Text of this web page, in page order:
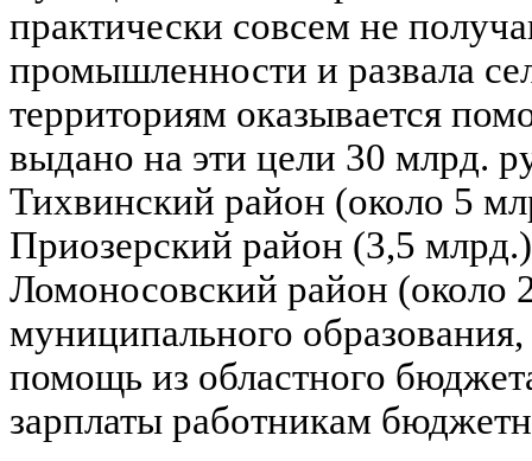
практически совсем не
промышленности и развала
территориям оказывается
выдано на эти цели 30 млрд.
Тихвинский район (около 5
Приозерский район (3,5
Ломоносовский район (около
муниципального
помощь из областного
зарплаты работникам